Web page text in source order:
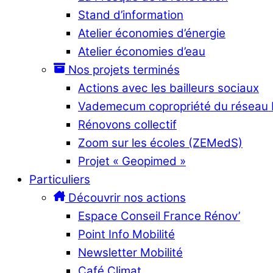
Stand d’information
Atelier économies d’énergie
Atelier économies d’eau
Nos projets terminés
Actions avec les bailleurs sociaux
Vademecum copropriété du réseau
Rénovons collectif
Zoom sur les écoles (ZEMedS)
Projet « Geopimed »
Particuliers
Découvrir nos actions
Espace Conseil France Rénov’
Point Info Mobilité
Newsletter Mobilité